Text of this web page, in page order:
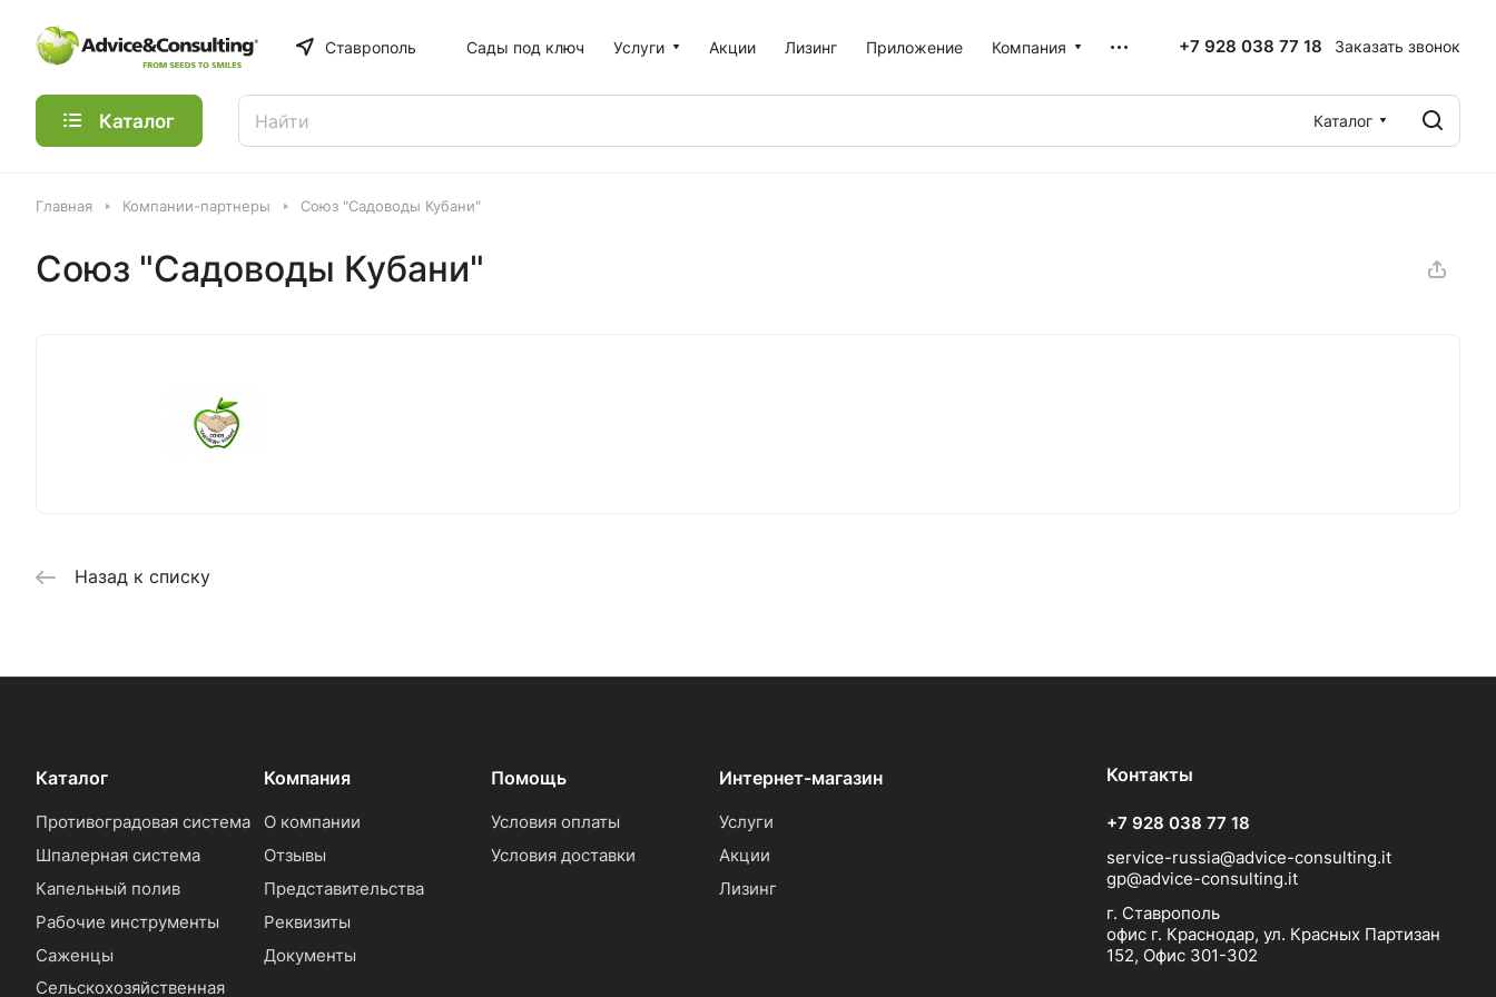
Ставрополь Сады под ключ Услуги Акции Лизинг Приложение Компания +7 928 038 77 18 Заказать звонок
Каталог Каталог
Главная Компании-партнеры Союз "Садоводы Кубани"
Союз "Садоводы Кубани"
Назад к списку
Каталог
Противоградовая система
Шпалерная система
Капельный полив
Рабочие инструменты
Саженцы
Сельскохозяйственная
Компания
О компании
Отзывы
Представительства
Реквизиты
Документы
Помощь
Условия оплаты
Условия доставки
Интернет-магазин
Услуги
Акции
Лизинг
Контакты
+7 928 038 77 18
service-russia@advice-consulting.it
gp@advice-consulting.it
г. Ставрополь
офис г. Краснодар, ул. Красных Партизан
152, Офис 301-302